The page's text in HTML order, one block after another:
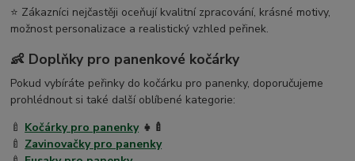
⭐ Zákazníci nejčastěji oceňují kvalitní zpracování, krásné motivy,
možnost personalizace a realistický vzhled peřinek.
👶 Doplňky pro panenkové kočárky
Pokud vybíráte peřinky do kočárku pro panenky, doporučujeme
prohlédnout si také další oblíbené kategorie:
🍼 Kočárky pro panenky👧🍼
🍼 Zavinovačky pro panenky